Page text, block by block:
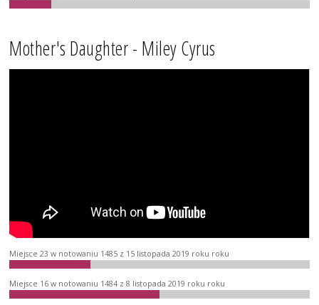
Mother's Daughter - Miley Cyrus
Miejsce 23 w notowaniu 1485 z 15 listopada 2019 roku roku
Miejsce 16 w notowaniu 1484 z 8 listopada 2019 roku roku